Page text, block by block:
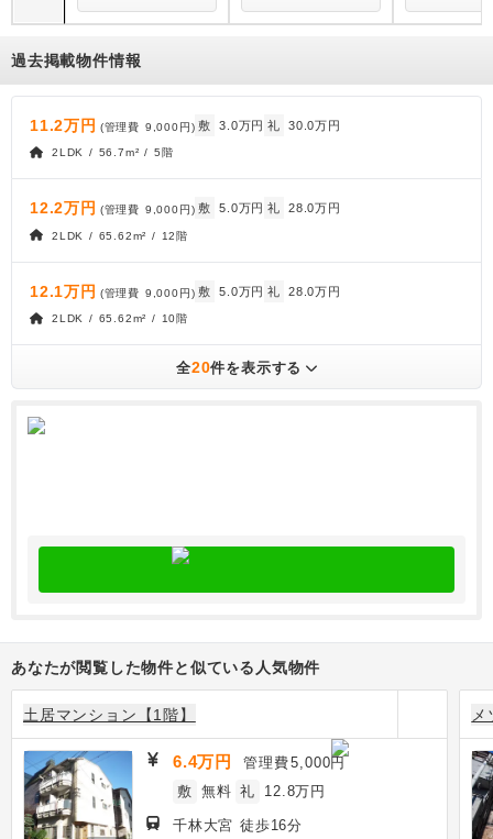
過去掲載物件情報
11.2万円 (管理費 9,000円) 敷 3.0万円 礼 30.0万円
2LDK / 56.7m² / 5階
12.2万円 (管理費 9,000円 ) 敷 5.0万円 礼 28.0万円
2LDK / 65.62m² / 12階
12.1万円 (管理費 9,000円) 敷 5.0万円 礼 28.0万円
2LDK / 65.62m² / 10階
全20件を表示する
あなたが閲覧した物件と似ている人気物件
土居マンション【1階】
6.4万円 管理費5,000円
敷 無料 礼 12.8万円
千林大宮 徒歩16分